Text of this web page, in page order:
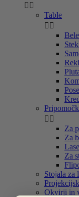
 
Table
 
 
Za
Za
Za
Stojala za
Okvirji in